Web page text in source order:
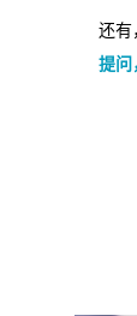
还有
提问